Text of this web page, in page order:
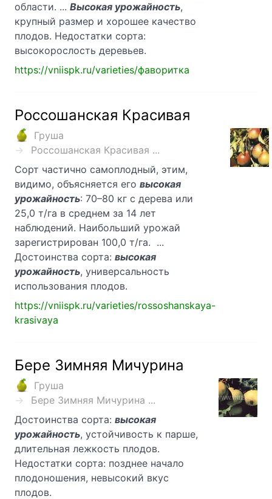
области. ... Высокая урожайность,
крупный размер и хорошее качество
плодов. Недостатки сорта:
высокорослость деревьев.
https://vniispk.ru/varieties/фаворитка
Россошанская Красивая
Груша
Россошанская Красивая ...
Сорт частично самоплодный, этим,
видимо, объясняется его высокая
урожайность: 70–80 кг с дерева или
25,0 т/га в среднем за 14 лет
наблюдений. Наибольший урожай
зарегистрирован 100,0 т/га. ...
Достоинства сорта: высокая
урожайность, универсальность
использования плодов.
https://vniispk.ru/varieties/rossoshanskaya-
krasivaya
Бере Зимняя Мичурина
Груша
Бере Зимняя Мичурина ...
Достоинства сорта: высокая
урожайность, устойчивость к парше,
длительная лежкость плодов.
Недостатки сорта: позднее начало
плодоношения, невысокий вкус
плодов.